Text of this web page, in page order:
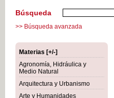
Búsqueda
>> Búsqueda avanzada
Materias [+/-]
Agronomía, Hidráulica y
Medio Natural
Arquitectura y Urbanismo
Arte y Humanidades